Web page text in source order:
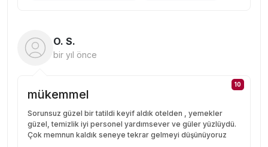
O. S.
bir yıl önce
10
mükemmel
Sorunsuz güzel bir tatildi keyif aldık otelden , yemekler
güzel, temizlik iyi personel yardımsever ve güler yüzlüydü.
Çok memnun kaldık seneye tekrar gelmeyi düşünüyoruz